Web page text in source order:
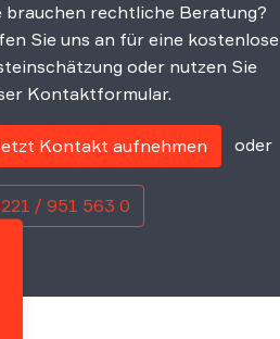
brauchen rechtliche Beratung?
Sie uns an für eine kostenlose
oder nutzen Sie
Kontaktformular.
Kontakt aufnehmen oder
/ 951 563 0